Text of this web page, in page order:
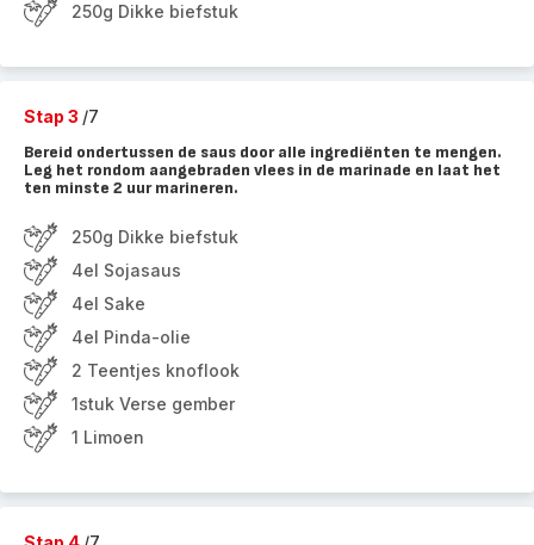
250g Dikke biefstuk
Stap 3 /7
Bereid ondertussen de saus door alle ingrediënten te mengen.
Leg het rondom aangebraden vlees in de marinade en laat het
ten minste 2 uur marineren.
250g Dikke biefstuk
4el Sojasaus
4el Sake
4el Pinda-olie
2 Teentjes knoflook
1stuk Verse gember
1 Limoen